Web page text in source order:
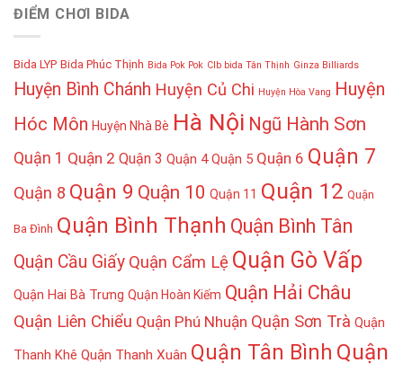
ĐIỂM CHƠI BIDA
Bida LYP Bida Phúc Thịnh Bida Pok Pok Clb bida Tân Thịnh Ginza Billiards
Huyện Bình Chánh Huyện Củ Chi Huyện Hòa Vang Huyện
Hóc Môn Huyện Nhà Bè Hà Nội Ngũ Hành Sơn
Quận 1 Quận 2 Quận 3 Quận 4 Quận 5 Quận 6 Quận 7
Quận 8 Quận 9 Quận 10 Quận 11 Quận 12 Quận
Ba Đình Quận Bình Thạnh Quận Bình Tân
Quận Cầu Giấy Quận Cẩm Lệ Quận Gò Vấp
Quận Hai Bà Trưng Quận Hoàn Kiếm Quận Hải Châu
Quận Liên Chiểu Quận Phú Nhuận Quận Sơn Trà Quận
Thanh Khê Quận Thanh Xuân Quận Tân Bình Quận